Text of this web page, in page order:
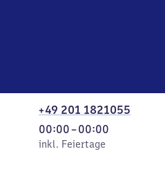
+49 201 1821055
inkl. Feiertage
00:00–00:00
Von
0
inkl. Feiertage